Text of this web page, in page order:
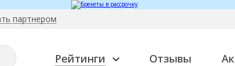
партнером
Рейтинги Отзывы